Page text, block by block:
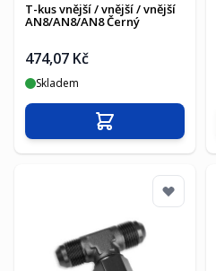
T-kus vnější / vnější / vnější
AN8/AN8/AN8 Černý
474,07 Kč
Skladem
Přidat do košíku